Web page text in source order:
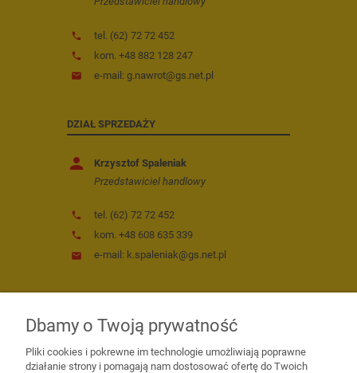
phone tel. (62) 72 72 452
phone kom. +48 882 128 247
email e-mail: g.nawrot@gs.net.pl
DZIAŁ SPRZEDAŻY
person
Krzysztof Spaleniak
Przedstawiciel handlowy
phone tel. (62) 72 72 452
phone kom. +48 608 635 339
email e-mail: k.spaleniak@gs.net.pl
Specjalista ds. sprzedaży
Dbamy o Twoją prywatność
Pliki cookies i pokrewne im technologie umożliwiają poprawne
działanie strony i pomagają nam dostosować ofertę do Twoich